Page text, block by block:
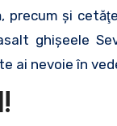
precum şi
ghişeele
ai nevoie în